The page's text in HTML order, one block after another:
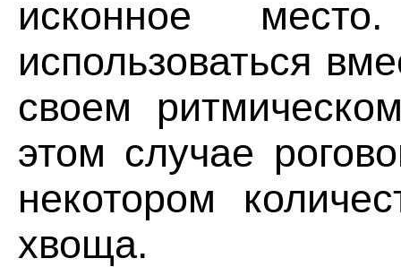
исконное
использоваться
своем
этом случае
некотором
хвоща.